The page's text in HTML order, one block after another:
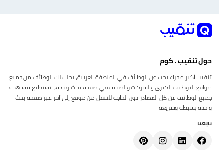
حول تنقيب . كوم
تنقيب أكبر محرك بحث عن الوظائف في المنطقة العربية، يجلب لك الوظائف من جميع
مواقع التوظيف الكبرى والشركات والصحف في صفحة بحث واحدة، .تستطيع مشاهدة
جميع الوظائف من كل المصادر دون الحاجة للتنقل من موقع إلى آخر عبر صفحة بحث
واحدة بسيطة وسريعة
تابعنا